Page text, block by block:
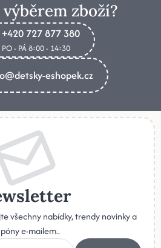
zboží?
+420 727 877 380
PO - PÁ 8:00 - 14:30
eshopek.cz
všechny nabídky, trendy novinky a
e-mailem..